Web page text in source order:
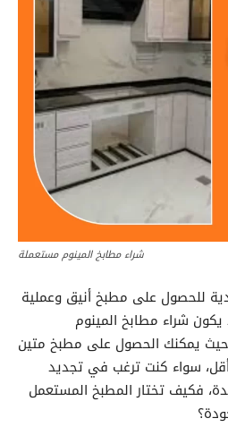
شراء مطابخ المينوم مستعملة
للحصول على مطبخ أنيق وعملية
شراء مطابخ المينوم
يمكنك الحصول على مطبخ متين
سواء كنت ترغب في تجديد
فكيف تختار المطبخ المستعمل